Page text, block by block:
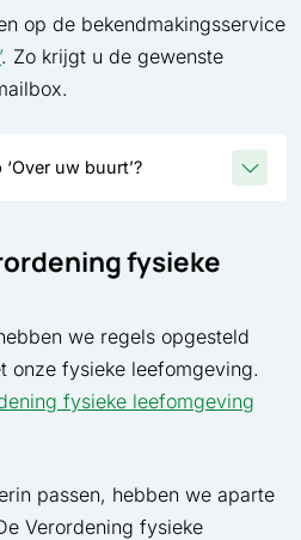
op de bekendmakingsservice
. Zo krijgt u de gewenste
uw buurt’?
fysieke
we regels opgesteld
onze fysieke leefomgeving.
fysieke leefomgeving
passen, hebben we aparte
Verordening fysieke